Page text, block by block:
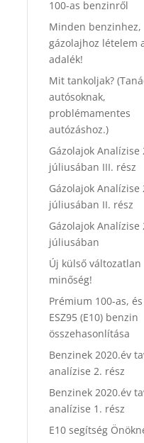
100-as benzinről
Minden benzinhez,
gázolajhoz lételem
adalék!
Mit tankoljak?
autósoknak,
problémamentes
autózáshoz.)
Gázolajok Analízise
júliusában III. rész
Gázolajok Analízise
júliusában II. rész
Gázolajok Analízise
júliusában
Új külső változatlan
minőség!
Prémium 100-as, és
ESZ95 (E10) benzin
összehasonlítása
Benzinek 2020.év
analízise 2. rész
Benzinek 2020.év
analízise 1. rész
E10 segítség